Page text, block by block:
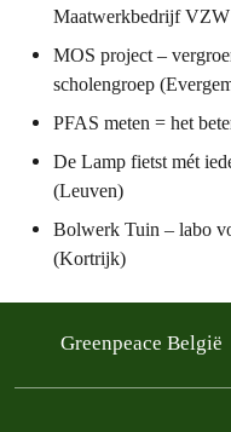
Maatwerkbedrijf VZW
MOS project –
scholengroep
PFAS meten = het
De Lamp fietst mét
(Leuven)
Bolwerk Tuin – labo
(Kortrijk)
Greenpeace België